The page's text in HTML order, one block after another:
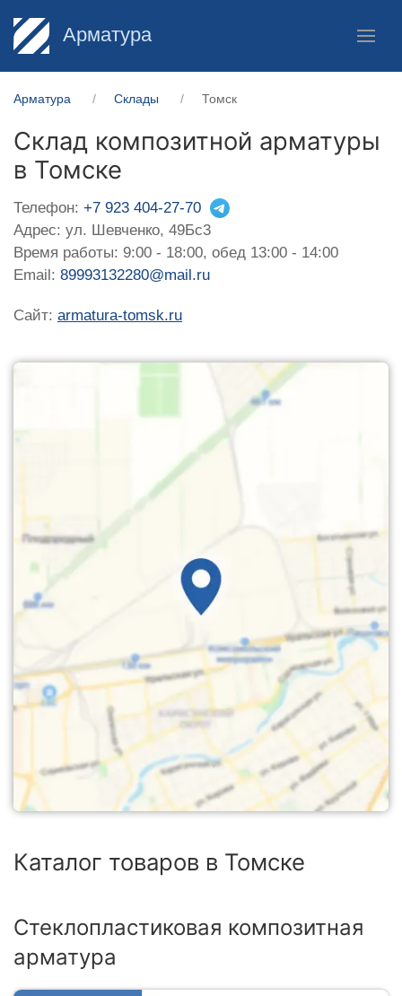
Арматура
Арматура Склады Томск
Склад композитной арматуры
в Томске
Телефон: +7 923 404-27-70
Адрес: ул. Шевченко, 49Бс3
Время работы: 9:00 - 18:00, обед 13:00 - 14:00
Email: 89993132280@mail.ru
Сайт: armatura-tomsk.ru
Каталог товаров в Томске
Стеклопластиковая композитная
арматура